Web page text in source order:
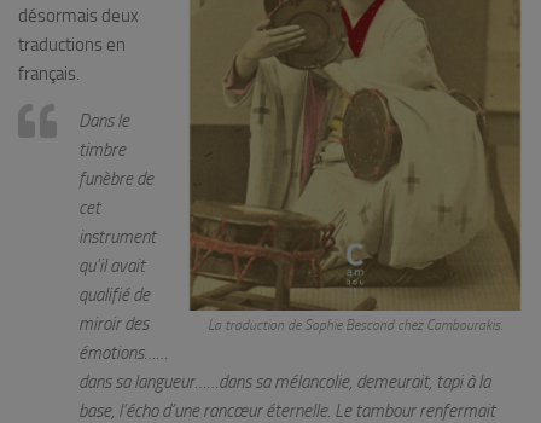
La traduction de Sophie Bescond chez Cambourakis.
désormais deux
traductions en
français.
Dans le
timbre
funèbre de
cet
instrument
qu’il avait
qualifié de
miroir des
émotions……
dans sa langueur……dans sa mélancolie, demeurait, tapi à la
base, l’écho d’une rancœur éternelle. Le tambour renfermait